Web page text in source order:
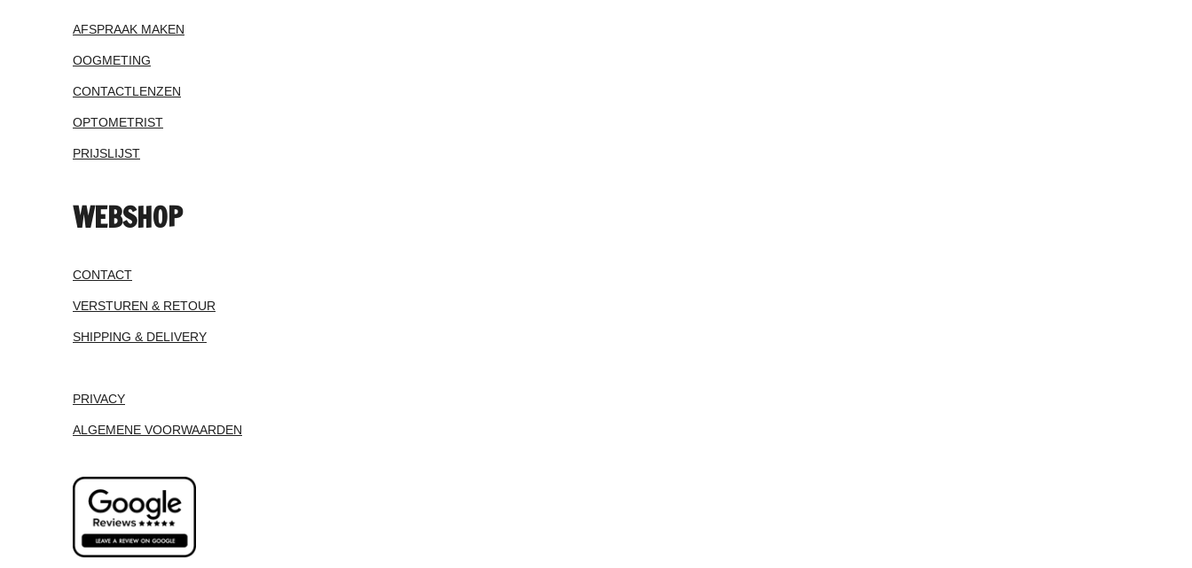
AFSPRAAK MAKEN
OOGMETING
CONTACTLENZEN
OPTOMETRIST
PRIJSLIJST
WEBSHOP
CONTACT
VERSTUREN & RETOUR
SHIPPING & DELIVERY
PRIVACY
ALGEMENE VOORWAARDEN